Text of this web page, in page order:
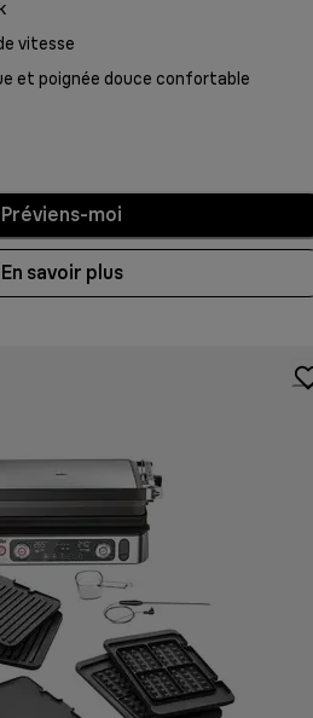
vitesse
et poignée douce confortable
Préviens-moi
En savoir plus